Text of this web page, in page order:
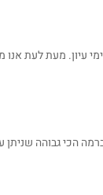
עיון. מעת לעת
הכי גבוהה